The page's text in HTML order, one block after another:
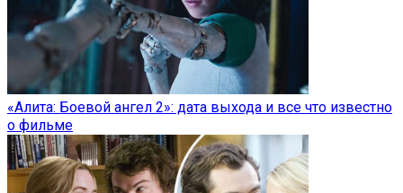
«Алита: Боевой ангел 2»: дата выхода и все что известно
о фильме